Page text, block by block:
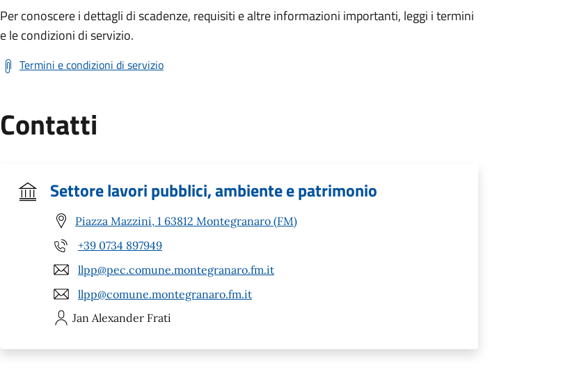
Per conoscere i dettagli di scadenze, requisiti e altre informazioni importanti, leggi i termini
e le condizioni di servizio.
Termini e condizioni di servizio
Contatti
Settore lavori pubblici, ambiente e patrimonio
Piazza Mazzini, 1 63812 Montegranaro (FM)
+39 0734 897949
llpp@pec.comune.montegranaro.fm.it
llpp@comune.montegranaro.fm.it
Jan Alexander Frati